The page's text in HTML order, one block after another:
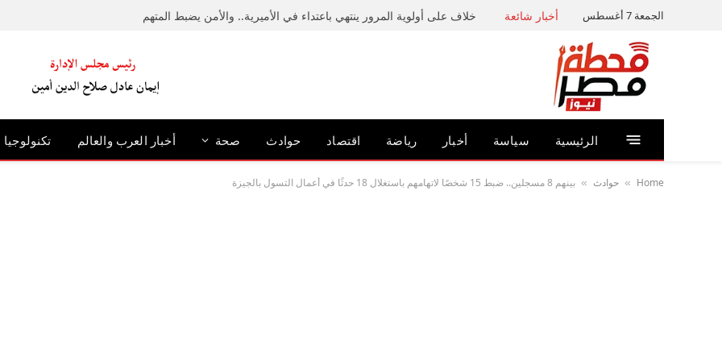
الجمعة 7 أغسطس أخبار شائعة خلاف على أولوية المرور ينتهي باعتداء في الأميرية.. والأمن يضبط المتهم
الرئيسية سياسة أخبار رياضة اقتصاد حوادث صحة أخبار العرب والعالم تكنولوجيا
Home
» حوادث » بينهم 8 مسجلين.. ضبط 15 شخصًا لاتهامهم باستغلال 18 حدثًا في أعمال التسول بالجيزة